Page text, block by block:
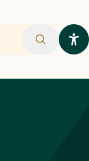
Rechercher